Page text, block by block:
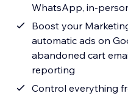
WhatsApp, in-
Boost your
automatic ads on
abandoned cart
reporting
Control everything